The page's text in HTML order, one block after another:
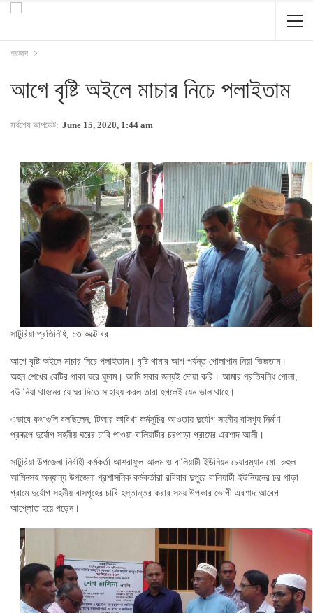
প্রচ্ছদ
আগে বৃষ্টি অইলে মাচার নিচে পলাইতাম
সর্বশেষ আপডেট: June 15, 2020, 1:44 am
সাটুরিয়া প্রতিনিধি, ১৩ অক্টোবর
আগে বৃষ্টি অইলে মাচার নিচে পলাইতাম। বৃষ্টি থামার আগ পর্যন্ত পোলাপান নিয়া ভিজতাম।
অহন শেখের বেটির পাকা ঘরে ঘুমাম। আমি সবার জন্যই দোয়া করি। আমার প্রতিবন্ধি পোলা,
বউ নিয়া থাহনের যে ঘর দিতে সাহায্য করল তারা হগলেই যেন ভাল থাহে।
এভাবে কথাগুলি বলছিলেন, টিআর কাবিখা কর্মসূচির আওতায় দুর্যোগ সহনীয় বাসগৃহ নির্মাণ
প্রকল্পে দুর্যোগ সহনীয় ঘরের চাবি পাওয়া বালিয়াটীর চরপাড়া গ্রামের এরশাদ আলী।
সাটুরিয়া উপজেলা নির্বাহী কর্মকর্তা আশরাফুল আলম ও বালিয়াটী ইউনিয়ন চেয়ারম্যান মো. রুহুল
আমিনসহ অন্যান্য উপজেলা প্রশাসনিক কর্মকর্তারা রবিবার দুপুরে বালিয়াটী ইউনিয়নের চর পাড়া
গ্রামে দুর্যোগ সহনীয় বাসগৃহের চাবি হস্তান্তর করার সময় উপকার ভোগী এরশাদ আবেগ
আপ্লোত হয়ে পড়েন।